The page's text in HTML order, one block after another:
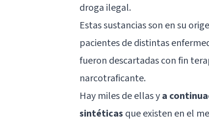
droga ilegal.
Estas sustancias son en su
pacientes de distintas
fueron descartadas con fin
narcotraficante.
Hay miles de ellas ya
sintéticas que existen en el